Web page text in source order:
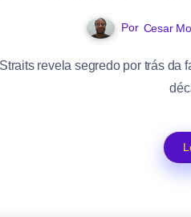
Por Cesar
revela segredo por trás da